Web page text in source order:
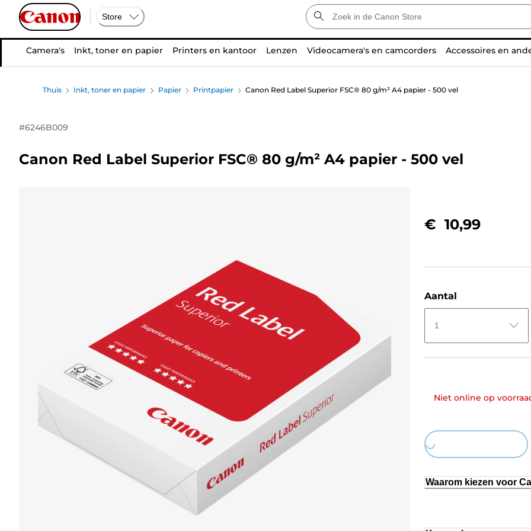
Store
Camera's Inkt, toner en papier Printers en kantoor Lenzen Videocamera's en camcorders Accessoires en
Thuis Inkt, toner en papier Papier Printpapier Canon Red Label Superior FSC® 80 g/m² A4 papier - 500 vel
#6246B009
Canon Red Label Superior FSC® 80 g/m² A4 papier - 500 vel
€ 10,99
Aantal
1
Niet online op
Loading...
Waarom kiezen voor